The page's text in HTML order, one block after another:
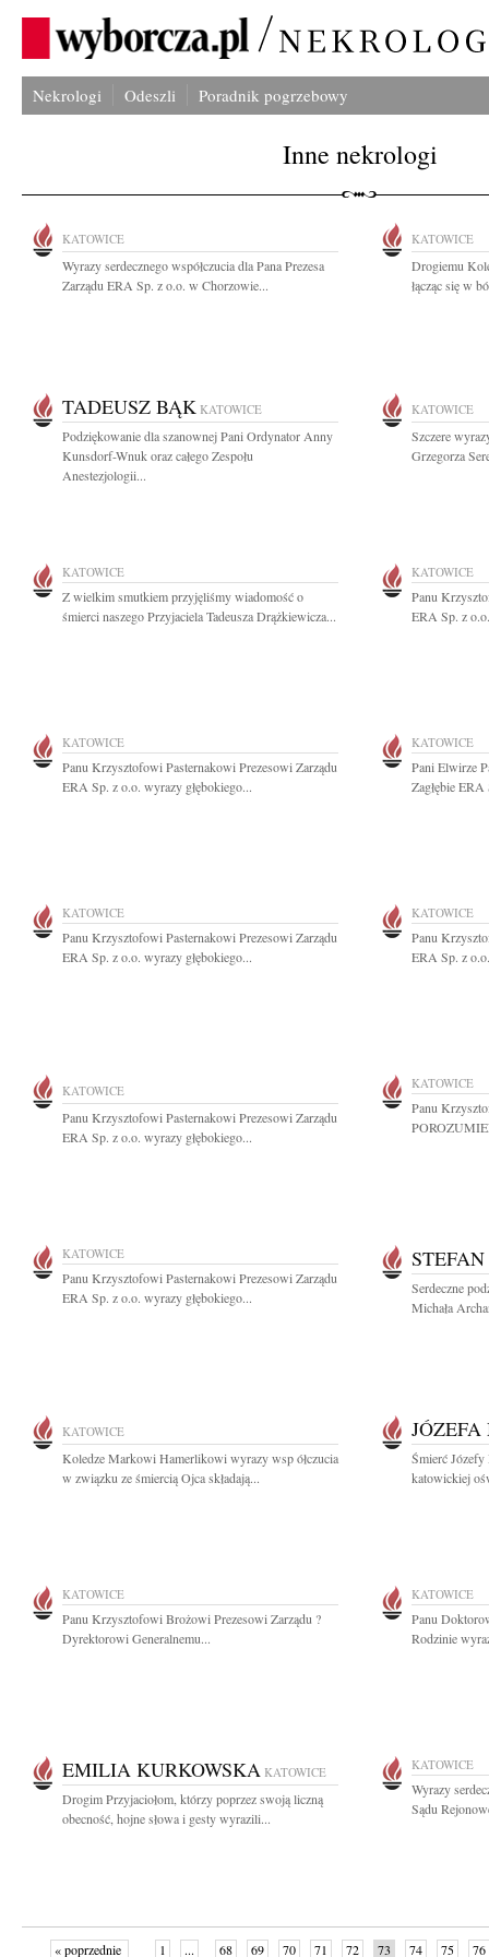
Nekrologi Odeszli Poradnik pogrzebowy
Inne nekrologi
KATOWICE
Wyrazy serdecznego współczucia dla Pana Prezesa
Zarządu ERA Sp. z o.o. w Chorzowie...
KATOWICE
Drogiemu
łącząc się w
TADEUSZ BĄK KATOWICE
Podziękowanie dla szanownej Pani Ordynator Anny
Kunsdorf-Wnuk oraz całego Zespołu
Anestezjologii...
KATOWICE
Szczere
Grzegorza
KATOWICE
Z wielkim smutkiem przyjęliśmy wiadomość o
śmierci naszego Przyjaciela Tadeusza Drążkiewicza...
KATOWICE
Panu
ERA Sp. z
KATOWICE
Panu Krzysztofowi Pasternakowi Prezesowi Zarządu
ERA Sp. z o.o. wyrazy głębokiego...
KATOWICE
Pani Elwirze
Zagłębie
KATOWICE
Panu Krzysztofowi Pasternakowi Prezesowi Zarządu
ERA Sp. z o.o. wyrazy głębokiego...
KATOWICE
Panu
ERA Sp. z
KATOWICE
Panu Krzysztofowi Pasternakowi Prezesowi Zarządu
ERA Sp. z o.o. wyrazy głębokiego...
KATOWICE
Panu
KATOWICE
Panu Krzysztofowi Pasternakowi Prezesowi Zarządu
ERA Sp. z o.o. wyrazy głębokiego...
Serdeczne
Michała
KATOWICE
Koledze Markowi Hamerlikowi wyrazy wsp ółczucia
w związku ze śmiercią Ojca składają...
Śmierć
katowickiej
KATOWICE
Panu Krzysztofowi Brożowi Prezesowi Zarządu ?
Dyrektorowi Generalnemu...
KATOWICE
Panu
Rodzinie
EMILIA KURKOWSKA KATOWICE
Drogim Przyjaciołom, którzy poprzez swoją liczną
obecność, hojne słowa i gesty wyrazili...
KATOWICE
Wyrazy
Sądu
« poprzednie 1 ... 68 69 70 71 72 73 74 75 76